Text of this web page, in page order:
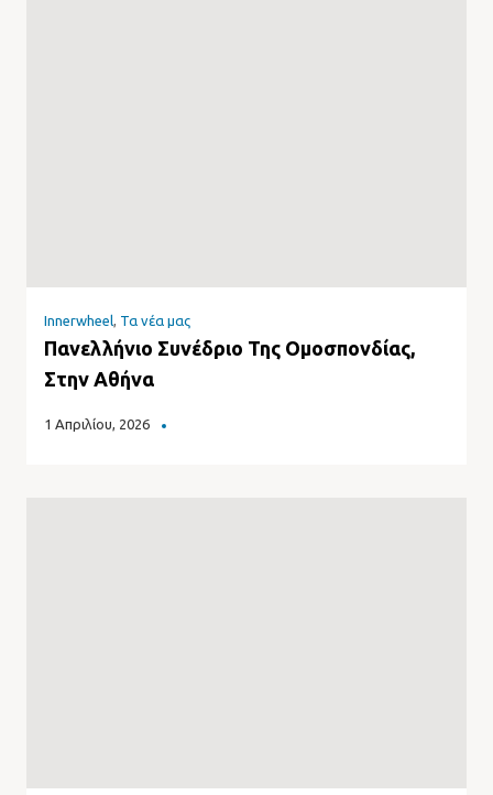
Innerwheel, Τα νέα μας
Πανελλήνιο Συνέδριο Της Ομοσπονδίας,
Στην Αθήνα
1 Απριλίου, 2026